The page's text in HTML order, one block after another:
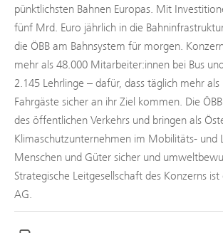
pünktlichsten Bahnen Europas. Mit
fünf Mrd. Euro jährlich in die
die ÖBB am Bahnsystem für morgen.
mehr als 48.000 Mitarbeiter:innen bei Bus
2.145 Lehrlinge – dafür, dass täglich mehr
Fahrgäste sicher an ihr Ziel kommen. Die
des öffentlichen Verkehrs und bringen als
Klimaschutzunternehmen im Mobilitäts- und
Menschen und Güter sicher und
Strategische Leitgesellschaft des Konzerns
AG.